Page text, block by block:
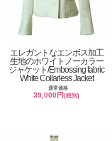
エレガントなエンボス加工
生地のホワイトノーカラー
ジャケット/Embossing fabric
White Collarless Jacket
通常価格
39,000円(税別)